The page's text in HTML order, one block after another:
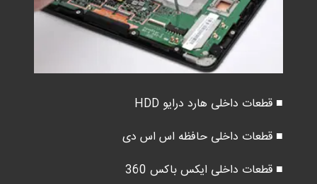
■ قطعات داخلی هارد درایو HDD
■ قطعات داخلی حافظه اس اس دی
■ قطعات داخلی ایکس باکس 360